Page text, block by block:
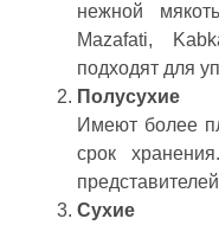
нежной
Mazafati,
подходят для
Полусухие
Имеют более
срок
Сухие